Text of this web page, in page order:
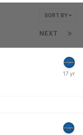
SORT BY
NEXT